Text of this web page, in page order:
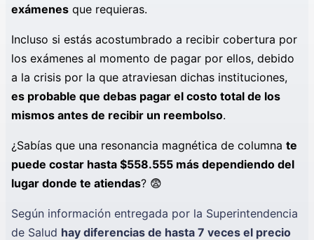
exámenes que requieras.
Incluso si estás acostumbrado a recibir cobertura por
los exámenes al momento de pagar por ellos, debido
a la crisis por la que atraviesan dichas instituciones,
es probable que debas pagar el costo total de los
mismos antes de recibir un reembolso.
¿Sabías que una resonancia magnética de columna te
puede costar hasta $558.555 más dependiendo del
lugar donde te atiendas? 😨
Según información entregada por la Superintendencia
de Salud hay diferencias de hasta 7 veces el precio